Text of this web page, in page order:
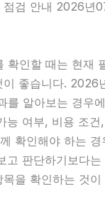
점검 안내 2026년
확인할 때는 현재
이 좋습니다. 2026
를 알아보는 경우
능 여부, 비용 조
확인해야 하는
고 판단하기보다
을 확인하는 것이